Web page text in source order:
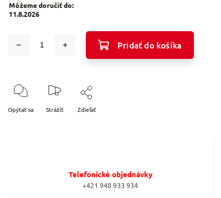
Môžeme doručiť do:
11.8.2026
Pridať do košíka
Opýtať sa Strážiť Zdieľať
Telefonické objednávky
+421 948 933 934